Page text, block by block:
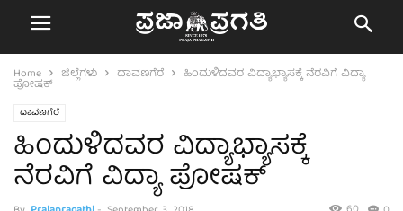
Home ಜಿಲ್ಲೆಗಳು ದಾವಣಗೆರೆ ಹಿಂದುಳಿದವರ ವಿದ್ಯಾಭ್ಯಾಸಕ್ಕೆ ನೆರವಿಗೆ ವಿದ್ಯಾ
ಪೋಷಕ್
ದಾವಣಗೆರೆ
ಹಿಂದುಳಿದವರ ವಿದ್ಯಾಭ್ಯಾಸಕ್ಕೆ
ನೆರವಿಗೆ ವಿದ್ಯಾ ಪೋಷಕ್